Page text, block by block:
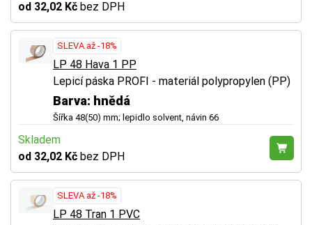
od 32,02 Kč bez DPH
SLEVA až -18%
LP 48 Hava 1 PP
Lepicí páska PROFI - materiál polypropylen (PP)
Barva: hnědá
Šířka 48(50) mm; lepidlo solvent, návin 66
Skladem
od 32,02 Kč bez DPH
SLEVA až -18%
LP 48 Tran 1 PVC